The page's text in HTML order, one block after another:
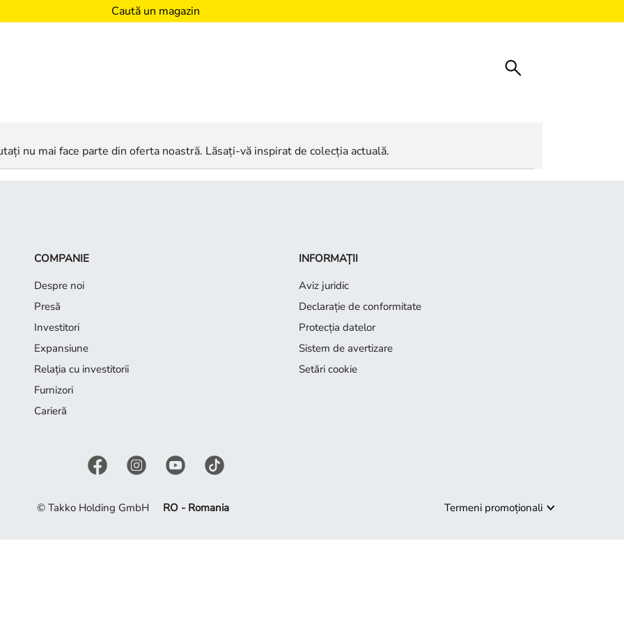
Caută un magazin
nu mai face parte din oferta noastră. Lăsați-vă inspirat de colecția actuală.
COMPANIE
Despre noi
Presă
Investitori
Expansiune
Relația cu investitorii
Furnizori
Carieră
INFORMAȚII
Aviz juridic
Declaraţie de conformitate
Protecţia datelor
Sistem de avertizare
Setări cookie
© Takko Holding GmbH RO - Romania Termeni promoționali